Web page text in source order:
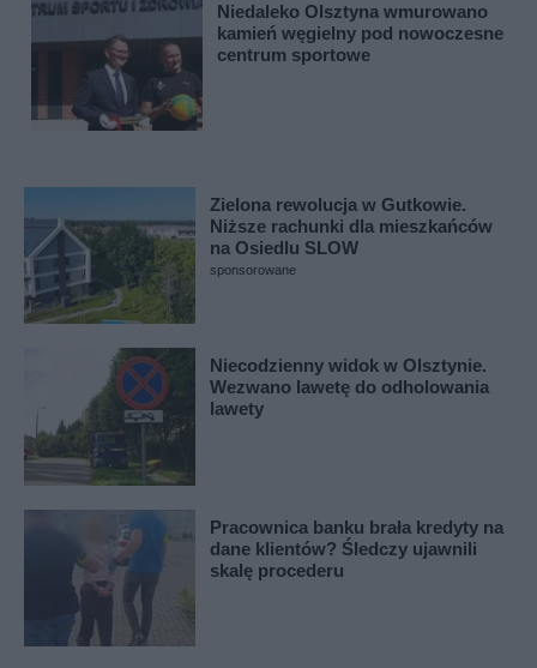
Niedaleko Olsztyna wmurowano
kamień węgielny pod nowoczesne
centrum sportowe
Zielona rewolucja w Gutkowie.
Niższe rachunki dla mieszkańców
na Osiedlu SLOW
sponsorowane
Niecodzienny widok w Olsztynie.
Wezwano lawetę do odholowania
lawety
Pracownica banku brała kredyty na
dane klientów? Śledczy ujawnili
skalę procederu